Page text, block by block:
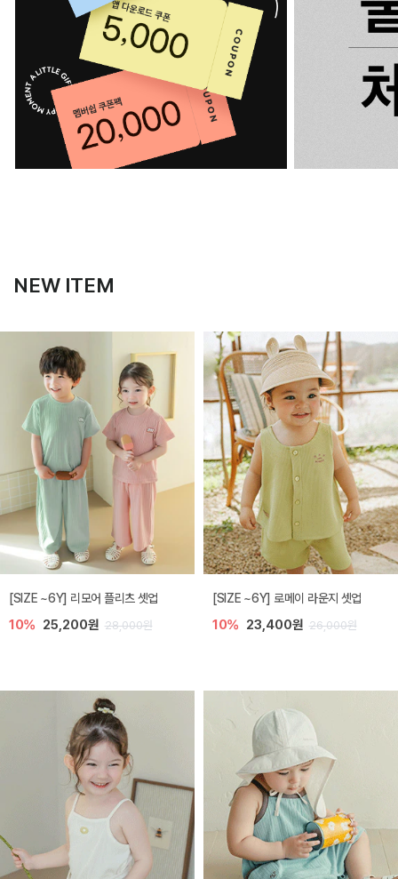
NEW ITEM
[SIZE ~6Y] 리모어 플리츠 셋업
10% 25,200원 28,000원
[SIZE ~6Y] 로메이 라운지 셋업
10% 23,400원 26,000원